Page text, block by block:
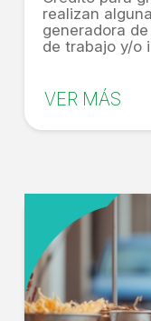
realizan
generadora
de trabajo y/o
VER MÁS